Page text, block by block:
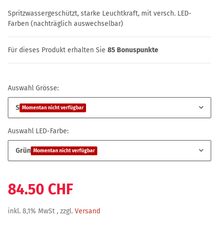
Spritzwassergeschützt, starke Leuchtkraft, mit versch. LED-
Farben (nachträglich auswechselbar)
Für dieses Produkt erhalten Sie 85 Bonuspunkte
Auswahl Grösse:
S Momentan nicht verfügbar
Auswahl LED-Farbe:
Grün Momentan nicht verfügbar
84.50 CHF
inkl. 8,1% MwSt , zzgl. Versand